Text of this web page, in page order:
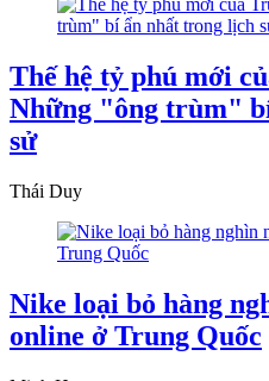
Thế hệ tỷ phú mới
Những "ông trùm"
sử
Thái Duy
Nike loại bỏ hàng
online ở Trung Quốc